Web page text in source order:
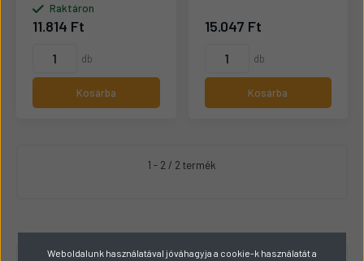
Raktáron
11.814 Ft
db
Kosárba
15.047 Ft
db
Kosárba
1 - 2 / 2 termék
Weboldalunk használatával jóváhagyja a cookie-k használatát a